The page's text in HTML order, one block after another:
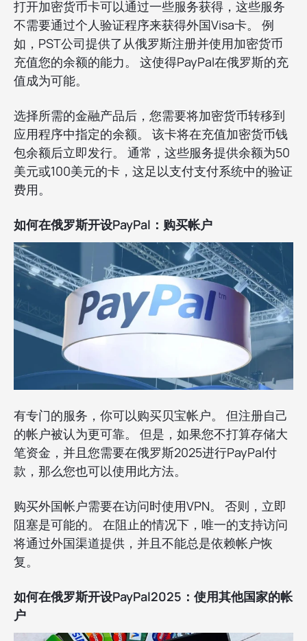
打开加密货币卡可以通过一些服务获得，这些服务
不需要通过个人验证程序来获得外国Visa卡。 例
如，PST公司提供了从俄罗斯注册并使用加密货币
充值您的余额的能力。 这使得PayPal在俄罗斯的充
值成为可能。
选择所需的金融产品后，您需要将加密货币转移到
应用程序中指定的余额。 该卡将在充值加密货币钱
包余额后立即发行。 通常，这些服务提供余额为50
美元或100美元的卡，这足以支付支付系统中的验证
费用。
如何在俄罗斯开设PayPal：购买帐户
有专门的服务，你可以购买贝宝帐户。 但注册自己
的帐户被认为更可靠。 但是，如果您不打算存储大
笔资金，并且您需要在俄罗斯2025进行PayPal付
款，那么您也可以使用此方法。
购买外国帐户需要在访问时使用VPN。 否则，立即
阻塞是可能的。 在阻止的情况下，唯一的支持访问
将通过外国渠道提供，并且不能总是依赖帐户恢
复。
如何在俄罗斯开设PayPal2025：使用其他国家的帐
户